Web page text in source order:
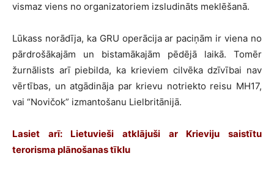
vismaz viens no organizatoriem izsludināts meklēšanā.
Lūkass norādīja, ka GRU operācija ar paciņām ir viena no
pārdrošākajām un bistamākajām pēdējā laikā. Tomēr
žurnālists arī piebilda, ka krieviem cilvēka dzīvībai nav
vērtības, un atgādināja par krievu notriekto reisu MH17,
vai “Novičok” izmantošanu Lielbritānijā.
Lasiet arī: Lietuvieši atklājuši ar Krieviju saistītu
terorisma plānošanas tīklu